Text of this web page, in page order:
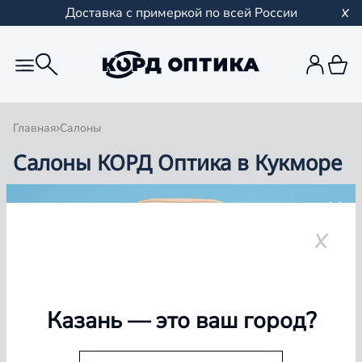
Доставка с примеркой по всей России
Главная Салоны
Салоны КОРД Оптика в Кукморе
Группа компаний «Корд Оптика» - это более 100
Казань— это ваш город?